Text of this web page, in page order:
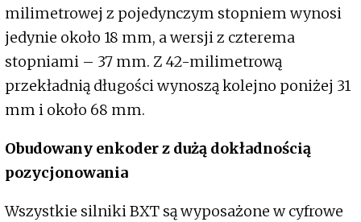
milimetrowej z pojedynczym stopniem wynosi
jedynie około 18 mm, a wersji z czterema
stopniami – 37 mm. Z 42-milimetrową
przekładnią długości wynoszą kolejno poniżej 31
mm i około 68 mm.
Obudowany enkoder z dużą dokładnością
pozycjonowania
Wszystkie silniki BXT są wyposażone w cyfrowe